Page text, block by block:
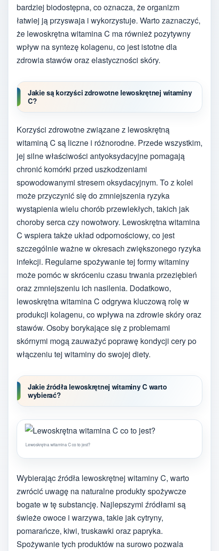
bardziej biodostępna, co oznacza, że organizm
łatwiej ją przyswaja i wykorzystuje. Warto zaznaczyć,
że lewoskrętna witamina C ma również pozytywny
wpływ na syntezę kolagenu, co jest istotne dla
zdrowia stawów oraz elastyczności skóry.
Jakie są korzyści zdrowotne lewoskrętnej witaminy
C?
Korzyści zdrowotne związane z lewoskrętną
witaminą C są liczne i różnorodne. Przede wszystkim,
jej silne właściwości antyoksydacyjne pomagają
chronić komórki przed uszkodzeniami
spowodowanymi stresem oksydacyjnym. To z kolei
może przyczynić się do zmniejszenia ryzyka
wystąpienia wielu chorób przewlekłych, takich jak
choroby serca czy nowotwory. Lewoskrętna witamina
C wspiera także układ odpornościowy, co jest
szczególnie ważne w okresach zwiększonego ryzyka
infekcji. Regularne spożywanie tej formy witaminy
może pomóc w skróceniu czasu trwania przeziębień
oraz zmniejszeniu ich nasilenia. Dodatkowo,
lewoskrętna witamina C odgrywa kluczową rolę w
produkcji kolagenu, co wpływa na zdrowie skóry oraz
stawów. Osoby borykające się z problemami
skórnymi mogą zauważyć poprawę kondycji cery po
włączeniu tej witaminy do swojej diety.
Jakie źródła lewoskrętnej witaminy C warto
wybierać?
Lewoskrętna witamina C co to jest?
Wybierając źródła lewoskrętnej witaminy C, warto
zwrócić uwagę na naturalne produkty spożywcze
bogate w tę substancję. Najlepszymi źródłami są
świeże owoce i warzywa, takie jak cytryny,
pomarańcze, kiwi, truskawki oraz papryka.
Spożywanie tych produktów na surowo pozwala